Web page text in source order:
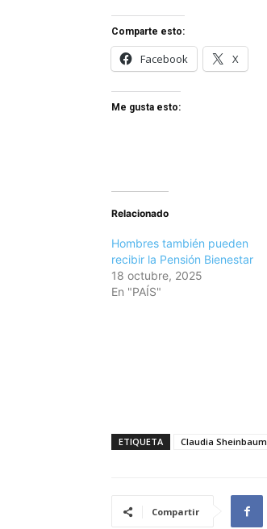
Comparte esto:
Facebook X
Me gusta esto:
Relacionado
Hombres también pueden
recibir la Pensión Bienestar
18 octubre, 2025
En "PAÍS"
ETIQUETA Claudia Sheinbaum
Compartir